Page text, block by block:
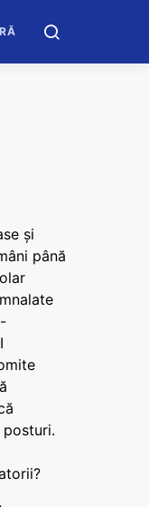
și
până